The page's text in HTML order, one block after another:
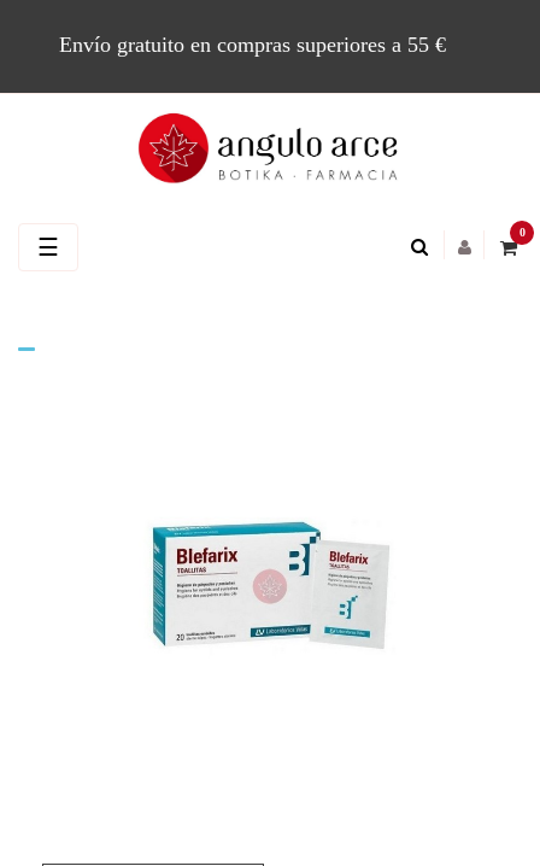
Envío gratuito en compras superiores a 55 €
0
Navegación
☰